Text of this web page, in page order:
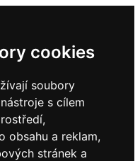
cookies
soubory
s cílem
obsahu a reklam,
stránek a